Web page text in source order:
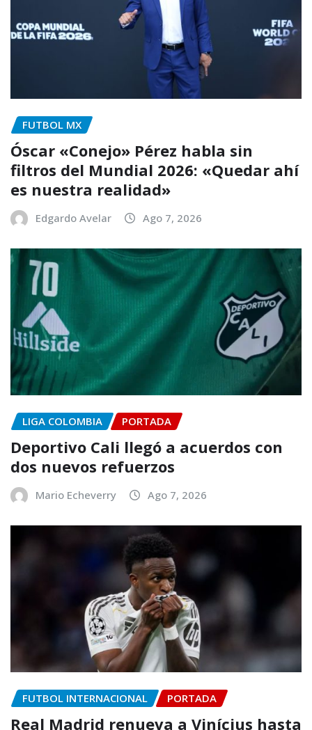
FUTBOL MX
Óscar «Conejo» Pérez habla sin
filtros del Mundial 2026: «Quedar ahí
es nuestra realidad»
Edgardo Avelar Ago 7, 2026
LIGA COLOMBIA PORTADA
Deportivo Cali llegó a acuerdos con
dos nuevos refuerzos
Mario Echeverry Ago 7, 2026
FUTBOL INTERNACIONAL PORTADA
Real Madrid renueva a Vinícius hasta